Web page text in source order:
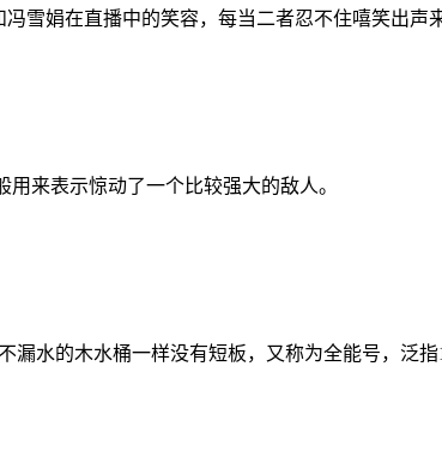
娟在直播中的笑容，每当二者忍不住嘻笑出声
来表示惊动了一个比较强大的敌人。
水的木水桶一样没有短板，又称为全能号，泛